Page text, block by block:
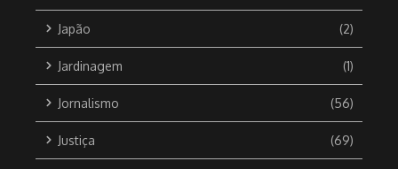
Japão (2)
Jardinagem (1)
Jornalismo (56)
Justiça (69)